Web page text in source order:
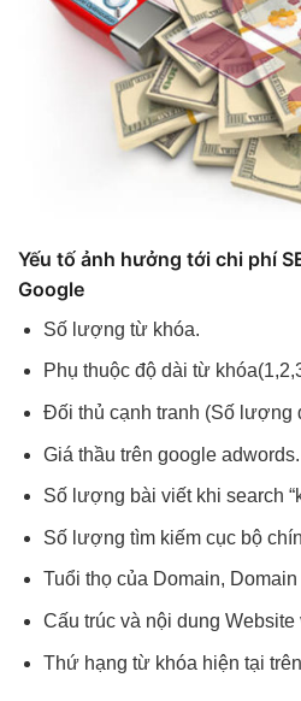
Yếu tố ảnh hưởng tới chi phí
Google
Số lượng từ khóa.
Phụ thuộc độ dài từ
Đối thủ cạnh tranh (Số lượng
Giá thầu trên google adwords.
Số lượng bài viết khi search
Số lượng tìm kiếm cục bộ
Tuổi thọ của Domain,
Cấu trúc và nội dung
Thứ hạng từ khóa hiện tại